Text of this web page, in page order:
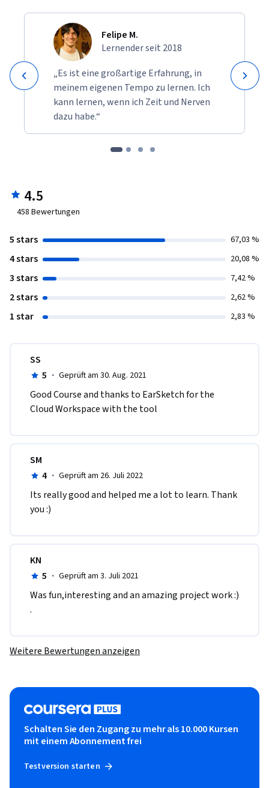
Felipe M.
Lernender seit 2018
„Es ist eine großartige Erfahrung, in
meinem eigenen Tempo zu lernen. Ich
kann lernen, wenn ich Zeit und Nerven
dazu habe.“
4.5
458 Bewertungen
5 stars 67,03 %
4 stars 20,08 %
3 stars 7,42 %
2 stars 2,62 %
1 star 2,83 %
SS
5 · Geprüft am 30. Aug. 2021
Good Course and thanks to EarSketch for the
Cloud Workspace with the tool
SM
4 · Geprüft am 26. Juli 2022
Its really good and helped me a lot to learn. Thank
you :)
KN
5 · Geprüft am 3. Juli 2021
W​as fun,interesting and an amazing project work :)
.
Weitere Bewertungen anzeigen
Schalten Sie den Zugang zu mehr als 10.000 Kursen
mit einem Abonnement frei
Testversion starten